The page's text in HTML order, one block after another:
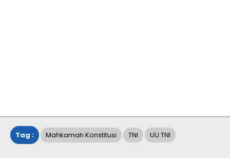
Tag : Mahkamah Konstitusi TNI UU TNI